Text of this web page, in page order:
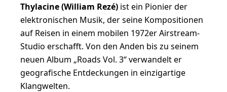
Thylacine (William Rezé) ist ein Pionier der
elektronischen Musik, der seine Kompositionen
auf Reisen in einem mobilen 1972er Airstream-
Studio erschafft. Von den Anden bis zu seinem
neuen Album „Roads Vol. 3“ verwandelt er
geografische Entdeckungen in einzigartige
Klangwelten.